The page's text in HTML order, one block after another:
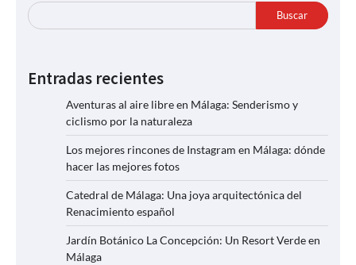
Buscar
Entradas recientes
Aventuras al aire libre en Málaga: Senderismo y
ciclismo por la naturaleza
Los mejores rincones de Instagram en Málaga: dónde
hacer las mejores fotos
Catedral de Málaga: Una joya arquitectónica del
Renacimiento español
Jardín Botánico La Concepción: Un Resort Verde en
Málaga